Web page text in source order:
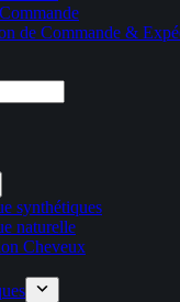
de Commande &
synthétiques
naturelle
Cheveux